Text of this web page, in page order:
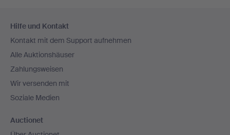
Navigation
Hilfe und Kontakt
Kontakt mit dem Support aufnehmen
Alle Auktionshäuser
Zahlungsweisen
Wir versenden mit
Soziale Medien
Auctionet